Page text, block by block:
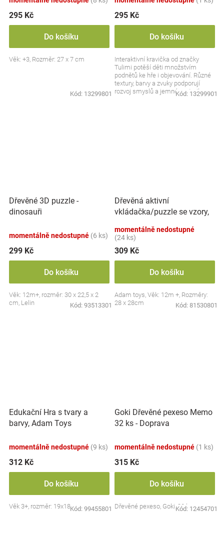
295 Kč
Do košíku
Věk: +3, Rozměr: 27 x 7 cm
Kód: 13299801
295 Kč
Do košíku
Interaktivní kravička od značky
Tulimi potěší děti množstvím
podnětů ke hře i objevování. Různé
textury, barvy a zvuky podporují
rozvoj smyslů a jemné motoriky.
Kód: 13299901
Dřevěné 3D puzzle -
dinosauři
momentálně nedostupné (6 ks)
299 Kč
Do košíku
Věk: 12m+, rozměr: 30 x 22,5 x 2
cm, Lelin
Kód: 93513301
Dřevěná aktivní
vkládačka/puzzle se vzory,
momentálně nedostupné
(24 ks)
309 Kč
Do košíku
Adam toys, Věk: 12m +, Rozměry:
28 x 28cm
Kód: 81530801
Edukační Hra s tvary a
barvy, Adam Toys
momentálně nedostupné (9 ks)
312 Kč
Do košíku
Věk 3+, rozměr: 19x18 cm
Kód: 99455801
Goki Dřevěné pexeso Memo
32 ks - Doprava
momentálně nedostupné (1 ks)
315 Kč
Do košíku
Dřevěné pexeso, Goki, 32 ks
Kód: 12454701